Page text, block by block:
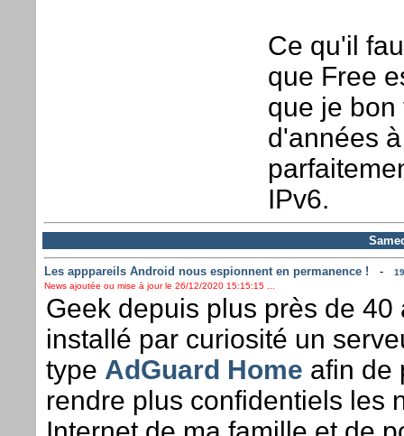
Ce qu'il
que Free
que je bon
d'années
IPv6.
Les apppareils Android nous espionnent en permanence ! -
News ajoutée ou mise à jour le 26/12/2020 15:15:15 ...
Geek depuis plus près de 40
installé par curiosité un
type AdGuard Home afin de
rendre plus confidentiels les